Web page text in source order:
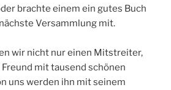
brachte einem ein gutes Buch
Versammlung mit.
wir nicht nur einen Mitstreiter,
mit tausend schönen
uns werden ihn mit seinem